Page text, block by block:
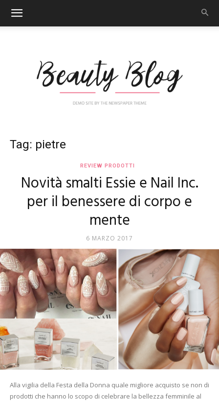
Art
Tag: pietre
REVIEW PRODOTTI
Novità smalti Essie e Nail Inc.
per il benessere di corpo e
mente
6 MARZO 2017
Alla vigilia della Festa della Donna quale migliore acquisto se non di
prodotti che hanno lo scopo di celebrare la bellezza femminile al